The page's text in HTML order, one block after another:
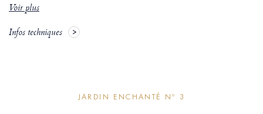
Voir plus
Infos techniques
JARDIN ENCHANTÉ Nº 3